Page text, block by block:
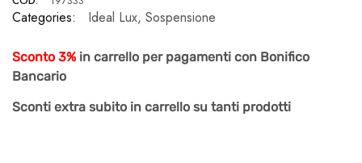
Categories: Ideal Lux, Sospensione
Sconto 3% in carrello per pagamenti con Bonifico
Bancario
Sconti extra subito in carrello su tanti prodotti